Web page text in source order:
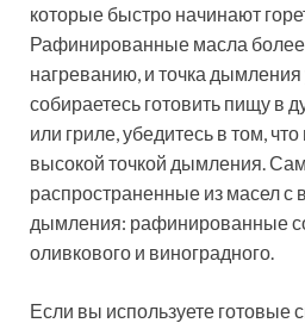
которые быстро начинают
Рафинированные масла более
нагреванию, и точка
собираетесь готовить пищу в
или гриле, убедитесь в том,
высокой точкой дымления.
распространенные из масел с
дымления: рафинированные
оливкового и виноградного.
Если вы используете готовые